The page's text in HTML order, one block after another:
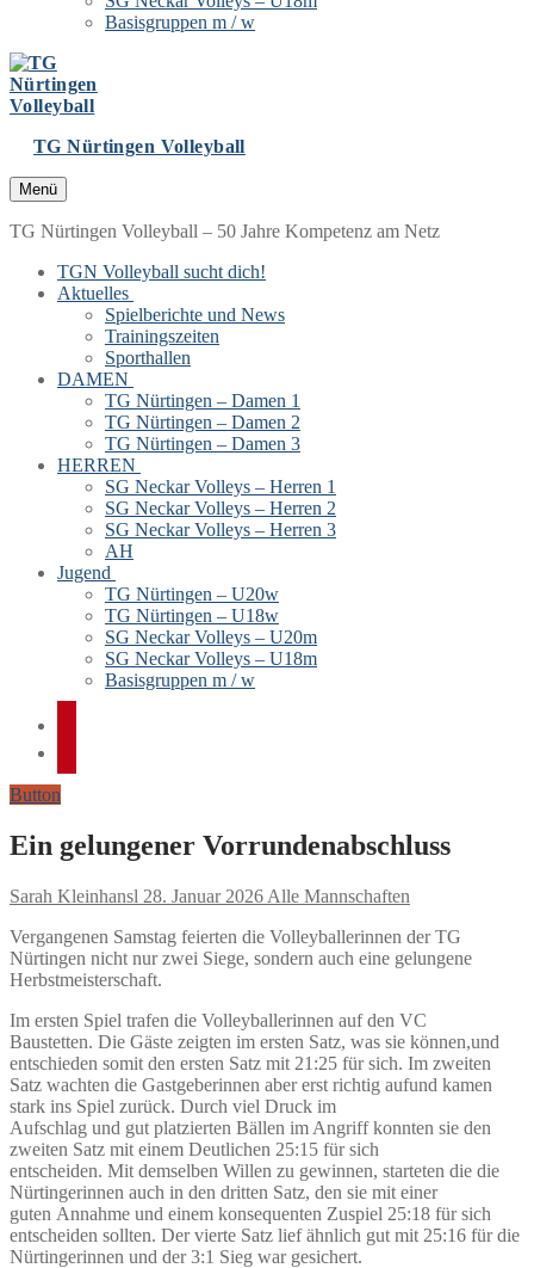
Basisgruppen m / w
TG Nürtingen Volleyball
Menü
TG Nürtingen Volleyball – 50 Jahre Kompetenz am Netz
TGN Volleyball sucht dich!
Aktuelles
Spielberichte und News
Trainingszeiten
Sporthallen
DAMEN
TG Nürtingen – Damen 1
TG Nürtingen – Damen 2
TG Nürtingen – Damen 3
HERREN
SG Neckar Volleys – Herren 1
SG Neckar Volleys – Herren 2
SG Neckar Volleys – Herren 3
AH
Jugend
TG Nürtingen – U20w
TG Nürtingen – U18w
SG Neckar Volleys – U20m
SG Neckar Volleys – U18m
Basisgruppen m / w
Button
Ein gelungener Vorrundenabschluss
Sarah Kleinhansl 28. Januar 2026 Alle Mannschaften
Vergangenen Samstag feierten die Volleyballerinnen der TG
Nürtingen nicht nur zwei Siege, sondern auch eine gelungene
Herbstmeisterschaft.
Im ersten Spiel trafen die Volleyballerinnen auf den VC
Baustetten. Die Gäste zeigten im ersten Satz, was sie können,und
entschieden somit den ersten Satz mit 21:25 für sich. Im zweiten
Satz wachten die Gastgeberinnen aber erst richtig aufund kamen
stark ins Spiel zurück. Durch viel Druck im
Aufschlag und gut platzierten Bällen im Angriff konnten sie den
zweiten Satz mit einem Deutlichen 25:15 für sich
entscheiden. Mit demselben Willen zu gewinnen, starteten die die
Nürtingerinnen auch in den dritten Satz, den sie mit einer
guten Annahme und einem konsequenten Zuspiel 25:18 für sich
entscheiden sollten. Der vierte Satz lief ähnlich gut mit 25:16 für die
Nürtingerinnen und der 3:1 Sieg war gesichert.